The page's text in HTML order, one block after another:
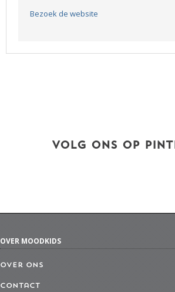
Bezoek de website
VOLG ONS OP
OVER MOODKIDS
Over ons
Contact